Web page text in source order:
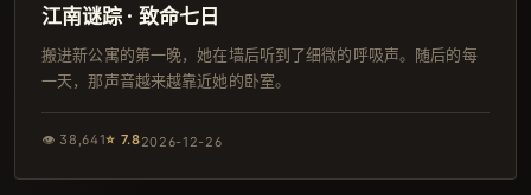
杜比
江南谜踪 · 致命七日
搬进新公寓的第一晚，她在墙后听到了细微的呼吸声。随后的每
一天，那声音越来越靠近她的卧室。
👁 38,641⭐ 7.82026-12-26